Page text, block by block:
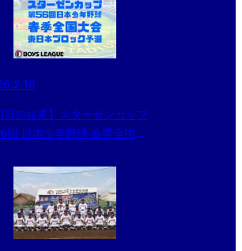
日の結果】スターゼンカップ
回 日本少年野球 春季全国大